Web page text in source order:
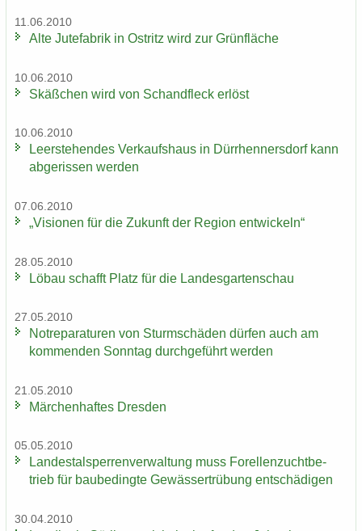
11.06.2010
Alte Ju­te­fa­brik in Ost­ritz wird zur Grün­flä­che
10.06.2010
Skäß­chen wird von Schand­fleck er­löst
10.06.2010
Leer­ste­hen­des Ver­kaufs­haus in Dürr­hen­ners­dorf kann
ab­ge­ris­sen wer­den
07.06.2010
„Vi­sio­nen für die Zu­kunft der Re­gi­on ent­wi­ckeln“
28.05.2010
Löbau schafft Platz für die Lan­des­gar­ten­schau
27.05.2010
Not­re­pa­ra­tu­ren von Sturm­schä­den dür­fen auch am
kom­men­den Sonn­tag durch­ge­führt wer­den
21.05.2010
Mär­chen­haf­tes Dres­den
05.05.2010
Lan­des­tal­sper­ren­ver­wal­tung muss Fo­rel­len­zucht­be­
trieb für bau­be­ding­te Ge­wäs­ser­trü­bung ent­schä­di­gen
30.04.2010